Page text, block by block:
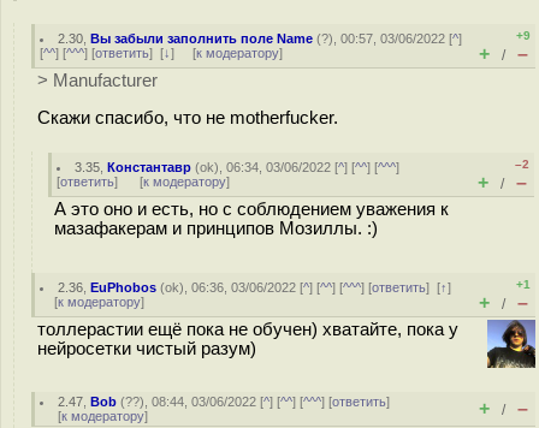
2.30 ,Вы забыли заполнить поле Name (?), 00:57, 03/06/2022 [^]
[^^] [^^^] [ответить] [↓] [к модератору]
+9
+ / –
> Manufacturer
Скажи спасибо, что не motherfucker.
3.35 ,Константавр (ok), 06:34, 03/06/2022 [^] [^^] [^^^]
[ответить] [к модератору]
–2
+ / –
А это оно и есть, но с соблюдением уважения к
мазафакерам и принципов Мозиллы. :)
2.36 ,EuPhobos (ok), 06:36, 03/06/2022 [^] [^^] [^^^] [ответить][↑]
[к модератору]
+1
+ / –
толлерастии ещё пока не обучен) хватайте, пока у
нейросетки чистый разум)
2.47 ,Bob (??), 08:44, 03/06/2022 [^] [^^] [^^^] [ответить]
[к модератору] + / –